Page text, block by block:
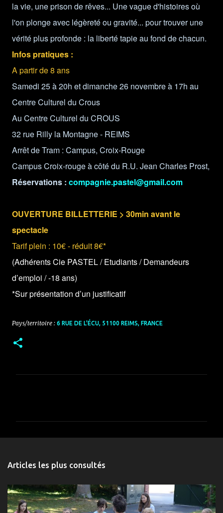
la vie, une prison de rêves... Une vague d'histoires où
l'on plonge avec légèreté ou gravité... pour trouver une
vérité plus profonde : la liberté tapie au fond de chacun.
Infos pratiques :
A partir de 8 ans
Samedi 25 à 20h et dimanche 26 novembre à 17h au
Centre Culturel du Crous
Au Centre Culturel du CROUS
32 rue Rilly la Montagne - REIMS
Arrêt de Tram : Campus, Croix-Rouge
Campus Croix-rouge à côté du R.U. Jean Charles Prost,
Réservations : compagnie.pastel@gmail.com
OUVERTURE BILLETTERIE > 30min avant le
spectacle
Tarif plein : 10€ - réduit 8€*
(Adhérents Cie PASTEL / Etudiants / Demandeurs
d’emploi / -18 ans)
*Sur présentation d’un justificatif
Pays/territoire : 6 RUE DE L'ÉCU, 51100 REIMS, FRANCE
n
a
i
Articles les plus consultés